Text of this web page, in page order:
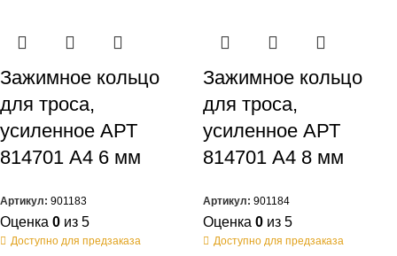
Зажимное кольцо
для троса,
усиленное АРТ
814701 А4 6 мм
Артикул: 901183
Оценка 0 из 5
Доступно для предзаказа
Зажимное кольцо
для троса,
усиленное АРТ
814701 А4 8 мм
Артикул: 901184
Оценка 0 из 5
Доступно для предзаказа